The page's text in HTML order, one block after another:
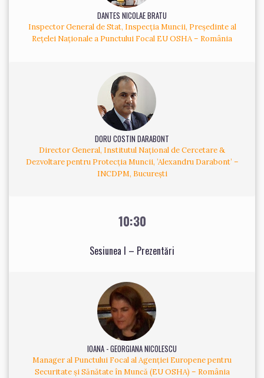
DANTES NICOLAE BRATU
Inspector General de Stat, Inspecția Muncii, Președinte al
Rețelei Naționale a Punctului Focal EU OSHA – România
DORU COSTIN DARABONT
Director General, Institutul Național de Cercetare &
Dezvoltare pentru Protecția Muncii, ’Alexandru Darabont’ –
INCDPM, București
10:30
Sesiunea I – Prezentări
IOANA - GEORGIANA NICOLESCU
Manager al Punctului Focal al Agenției Europene pentru
Securitate și Sănătate în Muncă (EU OSHA) – România